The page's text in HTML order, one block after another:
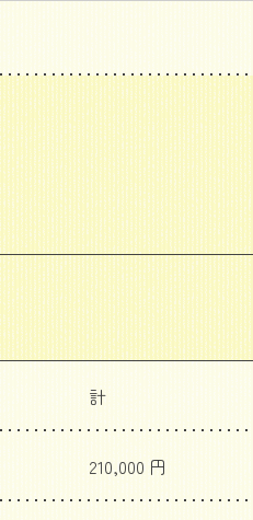
計
210,000 円